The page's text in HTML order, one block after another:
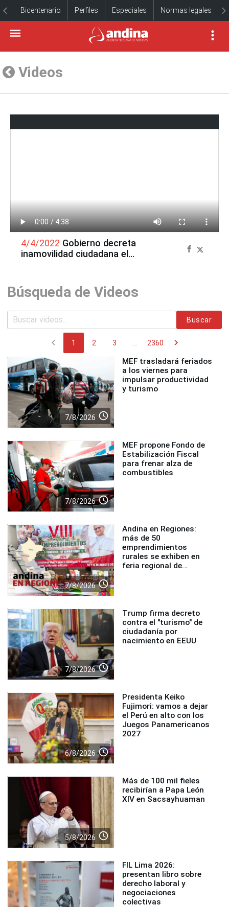
Bicentenario Perfiles Especiales Normas legales
Videos
4/4/2022 Gobierno decreta
inamovilidad ciudadana el
Búsqueda de Videos
Buscar
chevron_left 1 2 3 2360 chevron_right
7/8/2026 access_time
MEF trasladará feriados
a los viernes para
impulsar productividad
y turismo
7/8/2026 access_time
MEF propone Fondo de
Estabilización Fiscal
para frenar alza de
combustibles
7/8/2026 access_time
Andina en Regiones:
más de 50
emprendimientos
rurales se exhiben en
feria regional de
7/8/2026 access_time
Trump firma decreto
contra el "turismo" de
ciudadanía por
nacimiento en EEUU
6/8/2026 access_time
Presidenta Keiko
Fujimori: vamos a dejar
el Perú en alto con los
Juegos Panamericanos
2027
5/8/2026 access_time
Más de 100 mil fieles
recibirían a Papa León
XIV en Sacsayhuaman
FIL Lima 2026:
presentan libro sobre
derecho laboral y
negociaciones
colectivas